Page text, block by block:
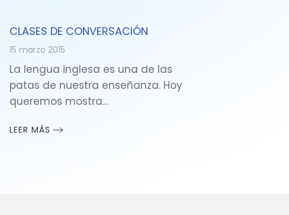
CLASES DE CONVERSACIÓN
15 marzo 2015
La lengua inglesa es una de las
patas de nuestra enseñanza. Hoy
queremos mostra…
LEER MÁS